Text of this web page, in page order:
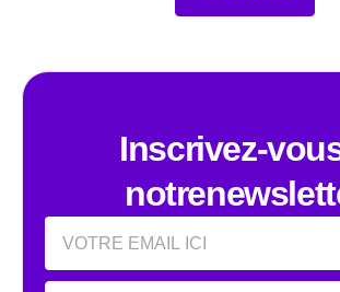
Inscrivez-
Email